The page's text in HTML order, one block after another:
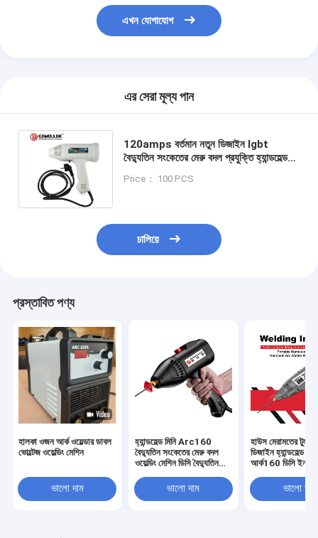
এখন যোগাযোগ
এর সেরা মূল্য পান
120amps বর্তমান নতুন ডিজাইন Igbt
বৈদ্যুতিন সংকেতের মেরু বদল প্রযুক্তি হ্যান্ডহেল্ড
ব্যাস Φ2.5 মিমি
Price： 100 PCS
চালিয়ে
প্রস্তাবিত পণ্য
হালকা ওজন আর্ক ওয়েল্ডার ডাবল
ভোল্টেজ ওয়েল্ডিং মেশিন
ভালো দাম
হ্যান্ডহেল্ড মিনি Arc160
বৈদ্যুতিন সংকেতের মেরু বদল
ওয়েল্ডিং মেশিন ডিসি বৈদ্যুতিন
পোর্টেবল
ভালো দাম
হাউস মেরামতের টুল
ডিজাইন হ্যান্ডহেল্ড মিনি
আর্ক160 ডিসি
সংকেতের মেরু বদল
মেশিন
ভালো দাম